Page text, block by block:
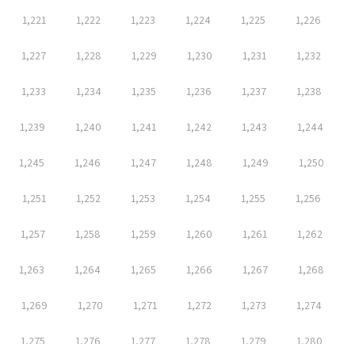
1,221 1,222 1,223 1,224 1,225 1,226
1,227 1,228 1,229 1,230 1,231 1,232
1,233 1,234 1,235 1,236 1,237 1,238
1,239 1,240 1,241 1,242 1,243 1,244
1,245 1,246 1,247 1,248 1,249 1,250
1,251 1,252 1,253 1,254 1,255 1,256
1,257 1,258 1,259 1,260 1,261 1,262
1,263 1,264 1,265 1,266 1,267 1,268
1,269 1,270 1,271 1,272 1,273 1,274
1,275 1,276 1,277 1,278 1,279 1,280